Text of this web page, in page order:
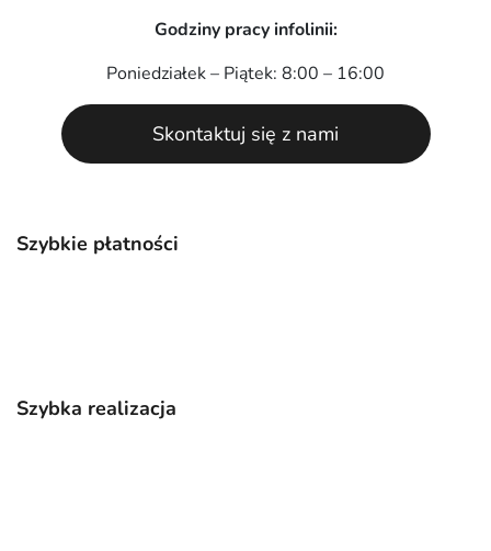
Szybkie płatności
Szybka realizacja
Godziny pracy infolinii:
Poniedziałek – Piątek: 8:00 – 16:00
Skontaktuj się z nami